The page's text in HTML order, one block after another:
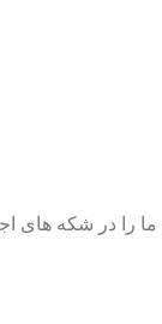
ما را در شکه های